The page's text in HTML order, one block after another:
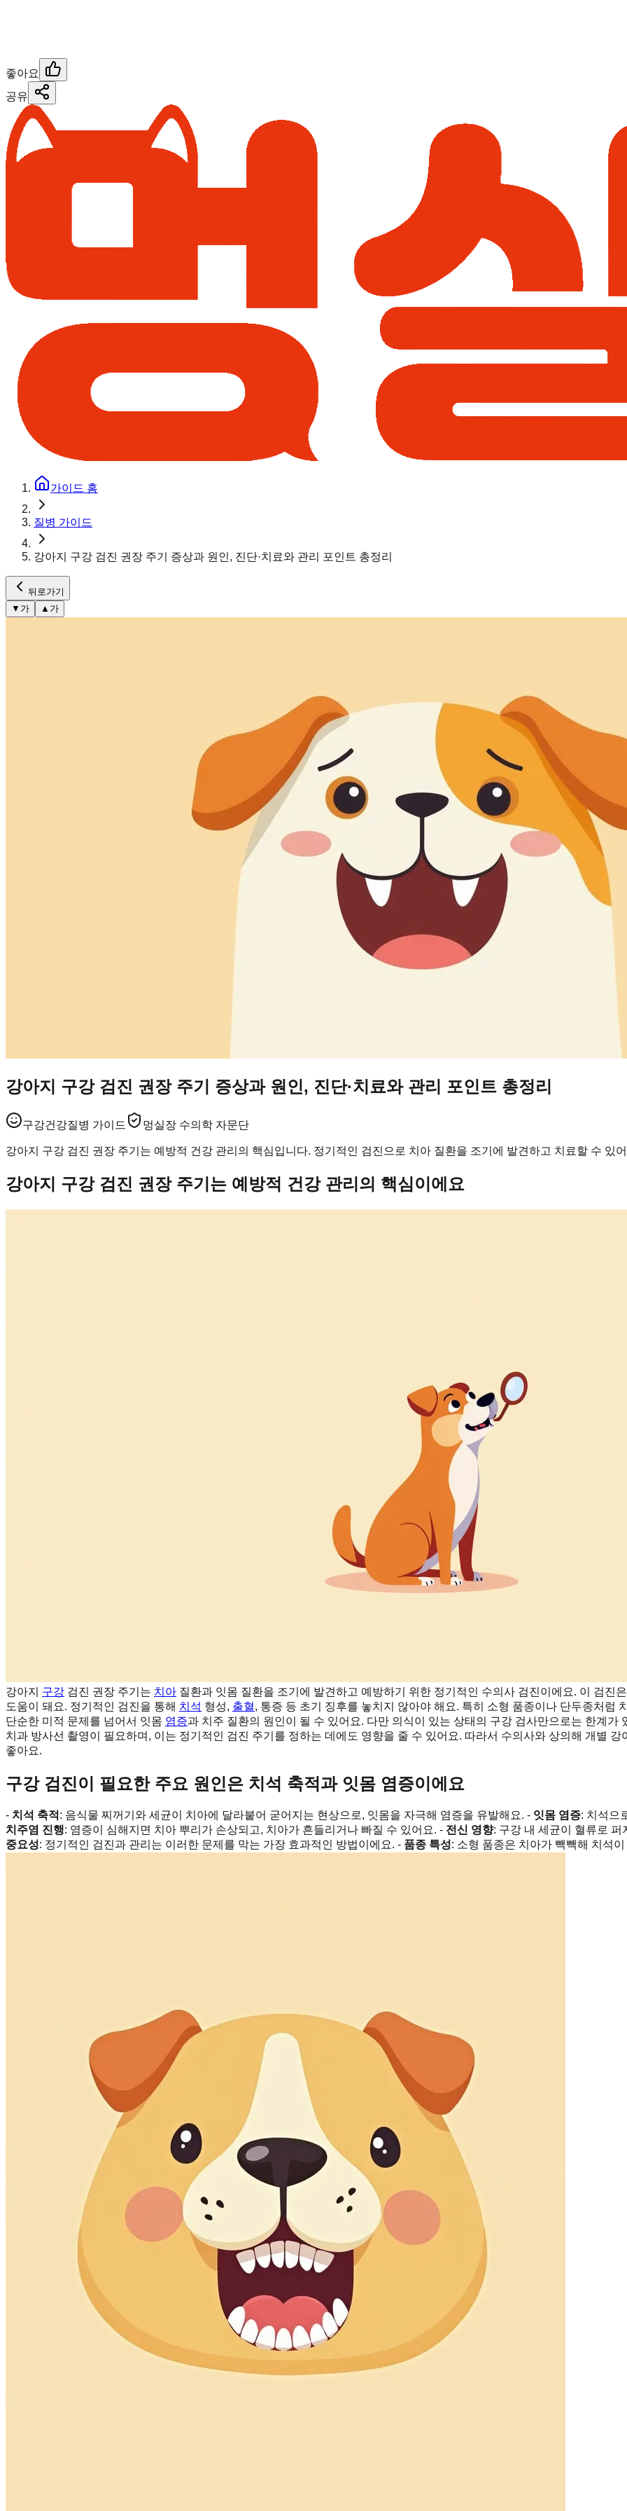
좋아요
공유
가이드 홈
질병 가이드
강아지 구강 검진 권장 주기 증상과 원인, 진단·치료와 관리 포인트 총정리
뒤로가기
▼ 가 ▲ 가
강아지 구강 검진 권장 주기 증상과 원인, 진단·치료와 관리 포인트 총정리
구강건강질병 가이드 멍실장 수의학 자문단
강아지 구강 검진 권장 주기는 예방적 건강 관리의 핵심입니다. 정기적인 검진으로 치아 질환을 조기에 발견하고 치료할 수 있
강아지 구강 검진 권장 주기는 예방적 건강 관리의 핵심이에요
강아지 구강 검진 권장 주기는 치아 질환과 잇몸 질환을 조기에 발견하고 예방하기 위한 정기적인 수의사 검진이에요. 이 검진
도움이 돼요. 정기적인 검진을 통해 치석 형성, 출혈, 통증 등 초기 징후를 놓치지 않아야 해요. 특히 소형 품종이나 단두종처럼
단순한 미적 문제를 넘어서 잇몸 염증과 치주 질환의 원인이 될 수 있어요. 다만 의식이 있는 상태의 구강 검사만으로는 한계
치과 방사선 촬영이 필요하며, 이는 정기적인 검진 주기를 정하는 데에도 영향을 줄 수 있어요. 따라서 수의사와 상의해 개별
좋아요.
구강 검진이 필요한 주요 원인은 치석 축적과 잇몸 염증이에요
- 치석 축적 : 음식물 찌꺼기와 세균이 치아에 달라붙어 굳어지는 현상으로, 잇몸을 자극해 염증을 유발해요. - 잇몸 염증: 치석으
치주염 진행: 염증이 심해지면 치아 뿌리가 손상되고, 치아가 흔들리거나 빠질 수 있어요. - 전신 영향: 구강 내 세균이 혈류로
중요성: 정기적인 검진과 관리는 이러한 문제를 막는 가장 효과적인 방법이에요. - 품종 특성: 소형 품종은 치아가 빽빽해 치석